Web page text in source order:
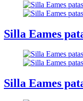
Silla Eames
Silla Eames